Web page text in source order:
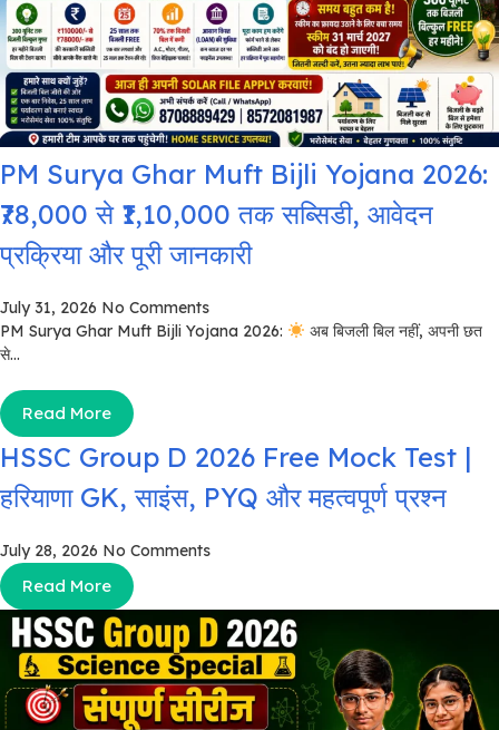
PM Surya Ghar Muft Bijli Yojana 2026:
₹78,000 से ₹1,10,000 तक सब्सिडी, आवेदन
प्रक्रिया और पूरी जानकारी
July 31, 2026 No Comments
PM Surya Ghar Muft Bijli Yojana 2026:
अब बिजली बिल नहीं, अपनी छत
से...
Read More
HSSC Group D 2026 Free Mock Test |
हरियाणा GK, साइंस, PYQ और महत्वपूर्ण प्रश्न
July 28, 2026 No Comments
Read More